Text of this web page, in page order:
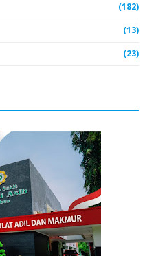
(182)
(13)
(23)